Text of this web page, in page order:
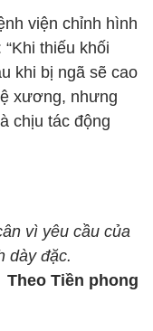
viện chỉnh hình
thiếu khối
khi bị ngã sẽ cao
xương, nhưng
chịu tác động
vì yêu cầu của
dày đặc.
Theo Tiền phong